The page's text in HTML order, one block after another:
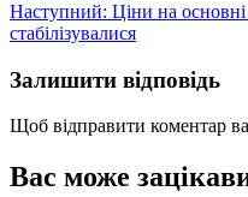
Наступний: Ціни на
стабілізувалися
Залишити відповідь
Щоб відправити коментар
Вас може